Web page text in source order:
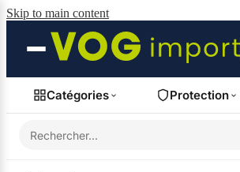
Skip to main content
Catégories Protection